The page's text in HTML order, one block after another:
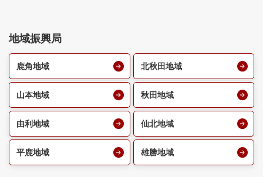
地域振興局
鹿角地域 北秋田地域
山本地域 秋田地域
由利地域 仙北地域
平鹿地域 雄勝地域